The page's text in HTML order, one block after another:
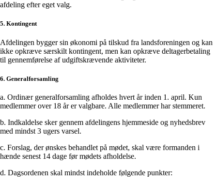
afdeling efter eget valg.
5. Kontingent
Afdelingen bygger sin økonomi på tilskud fra landsforeningen og kan
ikke opkræve særskilt kontingent, men kan opkræve deltagerbetaling
til gennemførelse af udgiftskrævende aktiviteter.
6. Generalforsamling
a. Ordinær generalforsamling afholdes hvert år inden 1. april. Kun
medlemmer over 18 år er valgbare. Alle medlemmer har stemmeret.
b. Indkaldelse sker gennem afdelingens hjemmeside og nyhedsbrev
med mindst 3 ugers varsel.
c. Forslag, der ønskes behandlet på mødet, skal være formanden i
hænde senest 14 dage før mødets afholdelse.
d. Dagsordenen skal mindst indeholde følgende punkter: